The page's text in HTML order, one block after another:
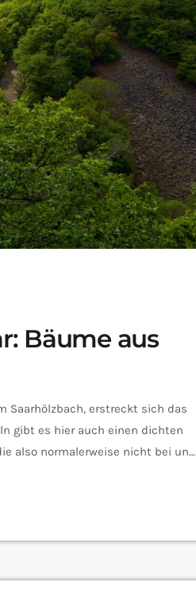
Bäume aus
Saarhölzbach, erstreckt sich das
gibt es hier auch einen dichten
also normalerweise nicht bei uns
hat uns erklärt, was diese